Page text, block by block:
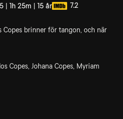
| 1h 25m | 15 år 7.2
Copes brinner för tangon, och när
Copes, Johana Copes, Myriam